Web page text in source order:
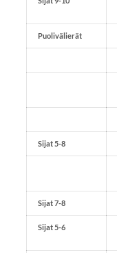
Puolivälierät
Sijat 5-8
Sijat 7-8
Sijat 5-6